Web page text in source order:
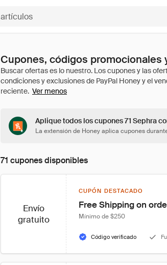
Cupones, códigos promocionales
Ver menos
Aplique todos los cupones 71 Sephra
La extensión de Honey aplica cupones
71 cupones disponibles
Envío
gratuito
CUPÓN DESTACADO
Free Shipping on
Mínimo de $250
Código verificado